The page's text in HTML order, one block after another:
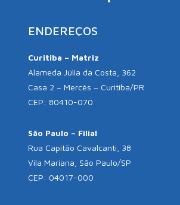
ENDEREÇOS
Curitiba – Matriz
Alameda Júlia da Costa, 362
Casa 2 – Mercês – Curitiba/PR
CEP: 80410-070
São Paulo – Filial
Rua Capitão Cavalcanti, 38
Vila Mariana, São Paulo/SP
CEP: 04017-000